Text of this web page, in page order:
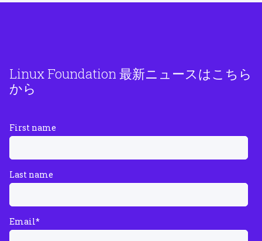
Linux Foundation 最新ニュースはこちら
から
First name
Last name
Email*